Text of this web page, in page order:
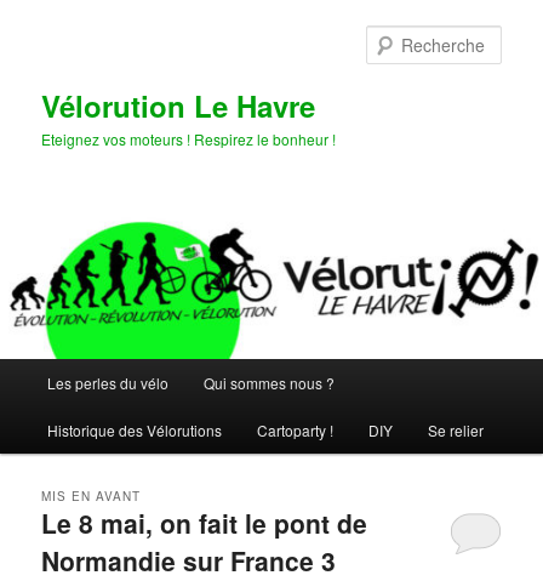
Vélorution Le Havre
Eteignez vos moteurs ! Respirez le bonheur !
principal
Les perles du vélo Qui sommes nous ?
Historique des Vélorutions Cartoparty ! DIY Se relier
Le 8 mai, on fait le pont de
Normandie sur France 3
MIS EN AVANT